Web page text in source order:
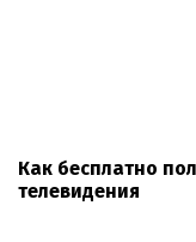
Как бесплатно
телевидения